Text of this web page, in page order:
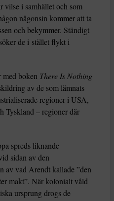
vilse i samhället och som
någonsin kommer att ta
och bekymmer. Ständigt
de i stället flykt i
med boken There Is Nothing
av de som lämnats
regioner i USA,
Tyskland – regioner där
spreds liknande
sidan av den
av vad Arendt kallade ”den
makt”. När kolonialt våld
ursprung drogs de